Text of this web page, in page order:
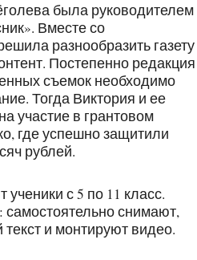
была руководителем
Вместе со
разнообразить газету
Постепенно редакция
съемок необходимо
Тогда Виктория и ее
участие в грантовом
где успешно защитили
рублей.
с 5 по 11 класс.
самостоятельно снимают,
и монтируют видео.